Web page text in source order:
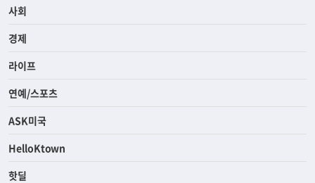
사회
경제
라이프
연예/스포츠
ASK미국
HelloKtown
핫딜